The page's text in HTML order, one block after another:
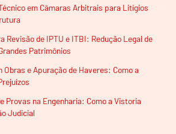
em Câmaras Arbitrais para Litígios
Revisão de IPTU e ITBI: Redução Legal de
Patrimônios
Obras e Apuração de Haveres: Como a
Provas na Engenharia: Como a Vistoria
Judicial